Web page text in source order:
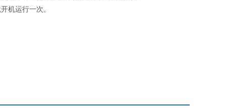
机运行一次。